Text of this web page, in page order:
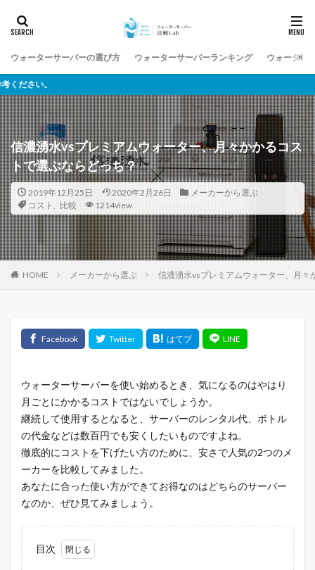
ウォーターサーバーの選び方 ウォーターサーバーランキング ウォーター
信濃湧水vsプレミアムウォーター、月々かかるコス
トで選ぶならどっち？
2019年12月25日 2020年2月26日
メーカーから選ぶ
コスト
比較 1214view
HOME メーカーから選ぶ 信濃湧水vsプレミアムウォーター、月々
ウォーターサーバーを使い始めるとき、気になるのはやはり
月ごとにかかるコストではないでしょうか。
継続して使用するとなると、サーバーのレンタル代、ボトル
の代金などは数百円でも安くしたいものですよね。
徹底的にコストを下げたい方のために、安さで人気の2つのメ
ーカーを比較してみました。
あなたに合った使い方ができてお得なのはどちらのサーバー
なのか、ぜひ見てみましょう。
目次